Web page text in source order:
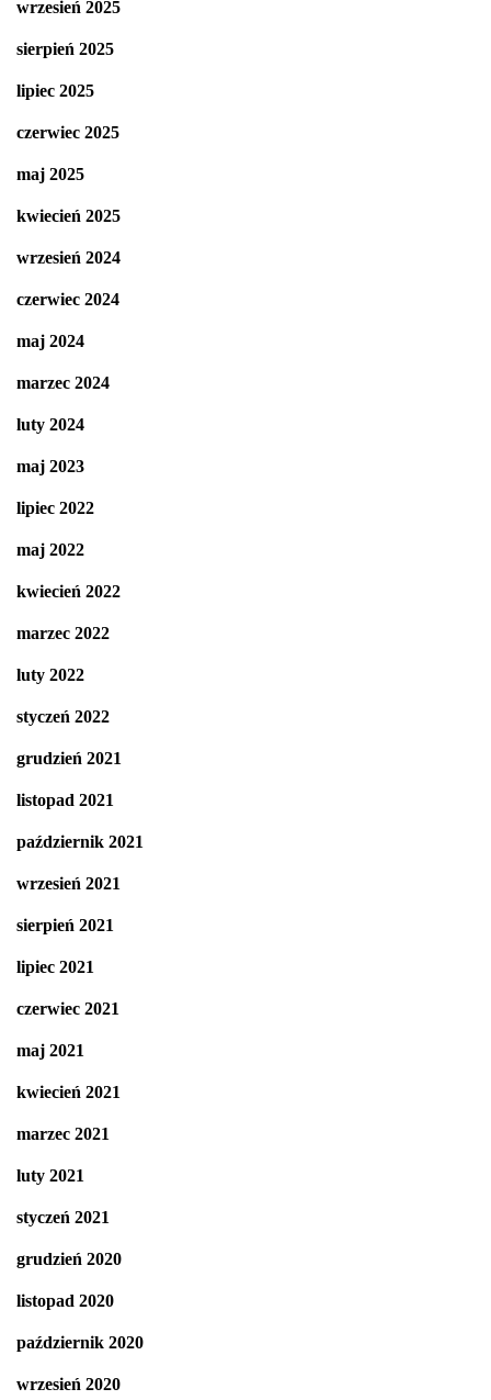
wrzesień 2025
sierpień 2025
lipiec 2025
czerwiec 2025
maj 2025
kwiecień 2025
wrzesień 2024
czerwiec 2024
maj 2024
marzec 2024
luty 2024
maj 2023
lipiec 2022
maj 2022
kwiecień 2022
marzec 2022
luty 2022
styczeń 2022
grudzień 2021
listopad 2021
październik 2021
wrzesień 2021
sierpień 2021
lipiec 2021
czerwiec 2021
maj 2021
kwiecień 2021
marzec 2021
luty 2021
styczeń 2021
grudzień 2020
listopad 2020
październik 2020
wrzesień 2020